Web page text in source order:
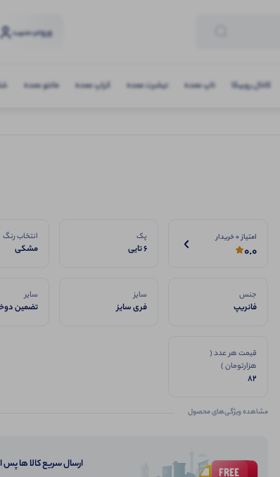
ورودو عضویت
کانال روبیکا تاپ عمده تیشرت عمده کراپ عمده مانتو عمده
امتیاز 0 خریدار
0.0
پک
6 تایی
انتخاب رنگ
مشکی
جنس
فانریپ
سایز
فری سایز
سایر
تضمین
قیمت هر عدد (
هزارتومان )
82
مشاهده ویژگی‌های محصول
ارسال سریع کالا ها